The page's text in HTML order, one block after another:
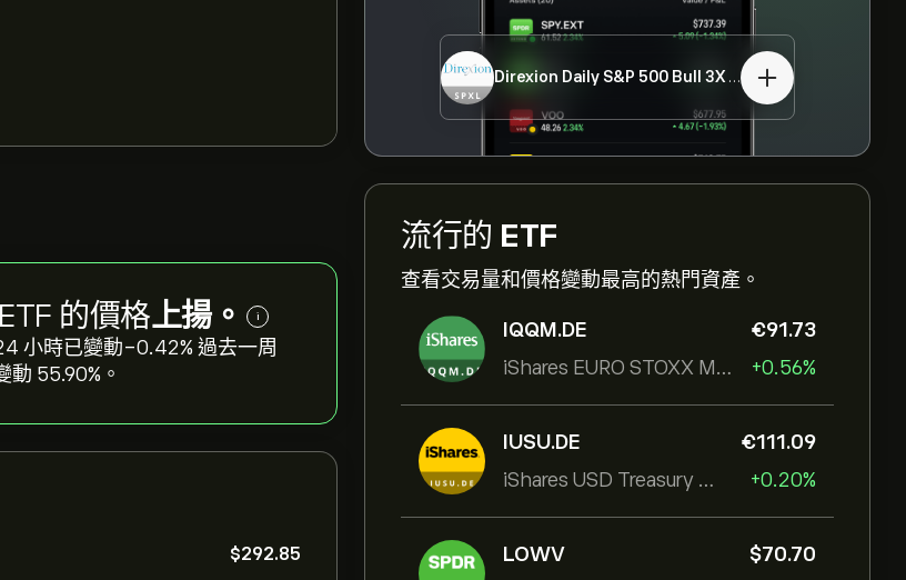
Direxion Daily S&P 500 Bull 3X ETF SPXL
流行的 ETF
查看交易量和價格變動最高的熱門資產。
IQQM.DE
iShares EURO STOXX Mid UCITS ETF
‎€‎91.73
+0.56%
IUSU.DE
iShares USD Treasury Bond 1-3yr UCITS ETF
‎€‎111.09
+0.20%
LOWV
‎$‎70.70
的價格上揚。 i
小時已變動‎-0.42‎% 過去一周‎
‎55.90‎%。
‎$‎292.85